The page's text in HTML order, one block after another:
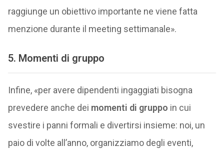
raggiunge un obiettivo importante ne viene fatta
menzione durante il meeting settimanale».
5. Momenti di gruppo
Infine, «per avere dipendenti ingaggiati bisogna
prevedere anche dei momenti di gruppo in cui
svestire i panni formali e divertirsi insieme: noi, un
paio di volte all’anno, organizziamo degli eventi,